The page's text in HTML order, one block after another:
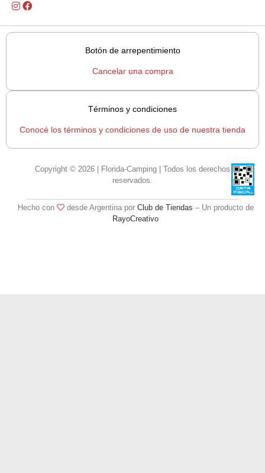
Botón de arrepentimiento
Cancelar una compra
Términos y condiciones
Conocé los términos y condiciones de uso de nuestra tienda
Copyright © 2026 | Florida-Camping | Todos los derechos
reservados.
Hecho con desde Argentina por Club de Tiendas – Un producto de
RayoCreativo